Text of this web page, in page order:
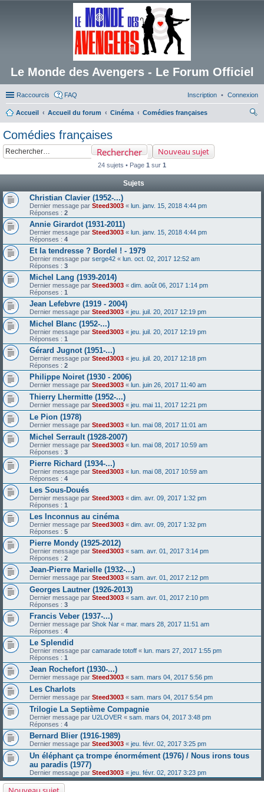
Le Monde des Avengers - Le Forum Officiel
Raccourcis FAQ Connexion
Inscription
Accueil Accueil du forum Cinéma
Comédies françaises
Comédies françaises
Nouveau sujet
Rechercher
24 sujets • Page 1 sur 1
Sujets
Christian Clavier (1952-...)
Dernier message par Steed3003 « lun. janv. 15, 2018 4:44 pm
Réponses : 2
Annie Girardot (1931-2011)
Dernier message par Steed3003 « lun. janv. 15, 2018 4:44 pm
Réponses : 4
Et la tendresse ? Bordel ! - 1979
Dernier message par serge42 « lun. oct. 02, 2017 12:52 am
Réponses : 3
Michel Lang (1939-2014)
Dernier message par Steed3003 « dim. août 06, 2017 1:14 pm
Réponses : 1
Jean Lefebvre (1919 - 2004)
Dernier message par Steed3003 « jeu. juil. 20, 2017 12:19 pm
Michel Blanc (1952-...)
Dernier message par Steed3003 « jeu. juil. 20, 2017 12:19 pm
Réponses : 1
Gérard Jugnot (1951-...)
Dernier message par Steed3003 « jeu. juil. 20, 2017 12:18 pm
Réponses : 2
Philippe Noiret (1930 - 2006)
Dernier message par Steed3003 « lun. juin 26, 2017 11:40 am
Thierry Lhermitte (1952-...)
Dernier message par Steed3003 « jeu. mai 11, 2017 12:21 pm
Le Pion (1978)
Dernier message par Steed3003 « lun. mai 08, 2017 11:01 am
Michel Serrault (1928-2007)
Dernier message par Steed3003 « lun. mai 08, 2017 10:59 am
Réponses : 3
Pierre Richard (1934-...)
Dernier message par Steed3003 « lun. mai 08, 2017 10:59 am
Réponses : 4
Les Sous-Doués
Dernier message par Steed3003 « dim. avr. 09, 2017 1:32 pm
Réponses : 1
Les Inconnus au cinéma
Dernier message par Steed3003 « dim. avr. 09, 2017 1:32 pm
Réponses : 5
Pierre Mondy (1925-2012)
Dernier message par Steed3003 « sam. avr. 01, 2017 3:14 pm
Réponses : 2
Jean-Pierre Marielle (1932-...)
Dernier message par Steed3003 « sam. avr. 01, 2017 2:12 pm
Georges Lautner (1926-2013)
Dernier message par Steed3003 « sam. avr. 01, 2017 2:10 pm
Réponses : 3
Francis Veber (1937-...)
Dernier message par Shok Nar « mar. mars 28, 2017 11:51 am
Réponses : 4
Le Splendid
Dernier message par camarade totoff « lun. mars 27, 2017 1:55 pm
Réponses : 1
Jean Rochefort (1930-...)
Dernier message par Steed3003 « sam. mars 04, 2017 5:56 pm
Les Charlots
Dernier message par Steed3003 « sam. mars 04, 2017 5:54 pm
Trilogie La Septième Compagnie
Dernier message par U2LOVER « sam. mars 04, 2017 3:48 pm
Réponses : 4
Bernard Blier (1916-1989)
Dernier message par Steed3003 « jeu. févr. 02, 2017 3:25 pm
Un éléphant ça trompe énormément (1976) / Nous irons tous
au paradis (1977)
Dernier message par Steed3003 « jeu. févr. 02, 2017 3:23 pm